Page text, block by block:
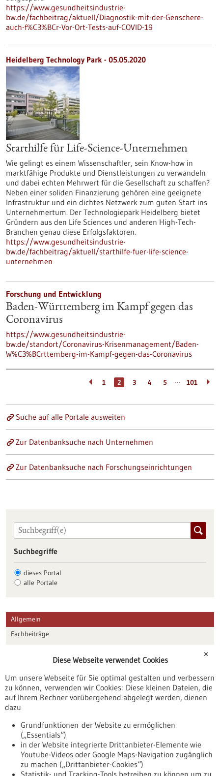
https://www.gesundheitsindustrie-
bw.de/fachbeitrag/aktuell/Diagnostik-mit-der-Genschere-
auch-f%C3%BCr-Vor-Ort-Tests-auf-COVID-19
Heidelberg Technology Park - 05.05.2020
Starthilfe für Life-Science-Unternehmen
Wie gelingt es einem Wissenschaftler, sein Know-how in
marktfähige Produkte und Dienstleistungen zu verwandeln
und dabei echten Mehrwert für die Gesellschaft zu schaffen?
Neben einer soliden Finanzierung gehören eine geeignete
Infrastruktur und ein dichtes Netzwerk zum guten Start ins
Unternehmertum. Der Technologiepark Heidelberg bietet
Gründern aus den Life Sciences und anderen High-Tech-
Branchen genau diese Erfolgsfaktoren.
https://www.gesundheitsindustrie-
bw.de/fachbeitrag/aktuell/starthilfe-fuer-life-science-
unternehmen
Forschung und Entwicklung
Baden-Württemberg im Kampf gegen das
Coronavirus
https://www.gesundheitsindustrie-
bw.de/standort/Coronavirus-Krisenmanagement/Baden-
W%C3%BCrttemberg-im-Kampf-gegen-das-Coronavirus
1 2 3 4 5 … 101
Suche auf alle Portale ausweiten
Zur Datenbanksuche nach Unternehmen
Zur Datenbanksuche nach Forschungseinrichtungen
Suchbegriffe
dieses Portal
alle Portale
Allgemein
Fachbeiträge
Veranstaltungen
Erscheinungsdatum
✕
Diese Webseite verwendet Cookies
Um unsere Webseite für Sie optimal gestalten und verbessern
zu können, verwenden wir Cookies: Diese kleinen Dateien, die
auf Ihrem Rechner vorübergehend abgelegt werden, dienen
dazu
Grundfunktionen der Website zu ermöglichen
(„Essentials“)
in der Website integrierte Drittanbieter-Elemente wie
Youtube-Videos oder Google Maps-Navigation zugänglich
zu machen („Drittanbieter-Cookies“)
Statistik- und Tracking-Tools betreiben zu können um zu